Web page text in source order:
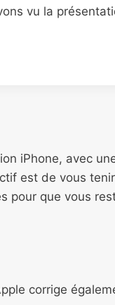
vu la
iPhone, avec
est de vous
pour que vous
corrige